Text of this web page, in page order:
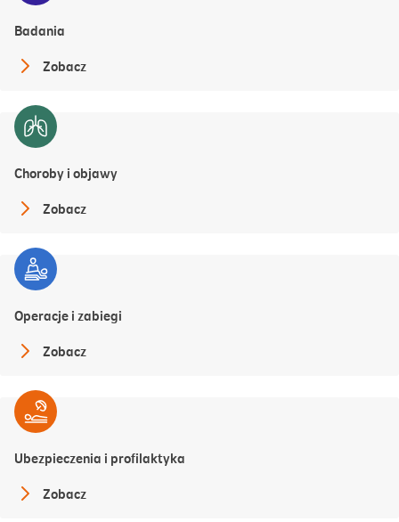
Badania
Zobacz
Choroby i objawy
Zobacz
Operacje i zabiegi
Zobacz
Ubezpieczenia i profilaktyka
Zobacz